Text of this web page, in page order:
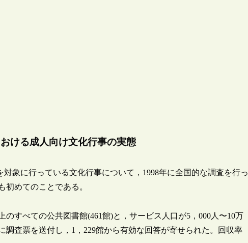
ける成人向け文化行事の実態
象に行っている文化行事について，1998年に全国的な調査を行っ
めてのことである。
すべての公共図書館(461館)と，サービス人口が5，000人〜10万
調査票を送付し，1，229館から有効な回答が寄せられた。回収率